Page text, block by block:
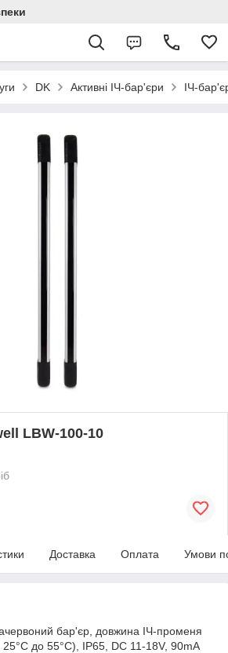
DK Активні ІЧ-бар'єри ІЧ-
LBW-100-10
Доставка Оплата Умови
бар'єр, довжина ІЧ-променя
до 55°C), IP65, DC 11-18V, 90mA